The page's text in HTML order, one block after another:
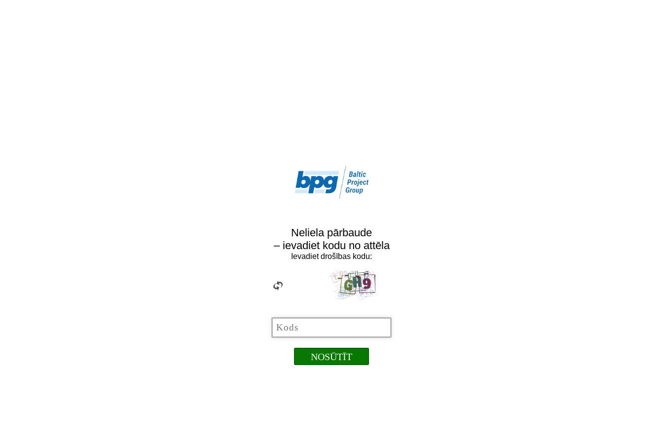
Neliela pārbaude
– ievadiet kodu no attēla
Ievadiet drošības kodu: